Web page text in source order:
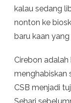
kalau sedang
nonton ke
baru kaan
Cirebon
menghabiskan
CSB menjadi